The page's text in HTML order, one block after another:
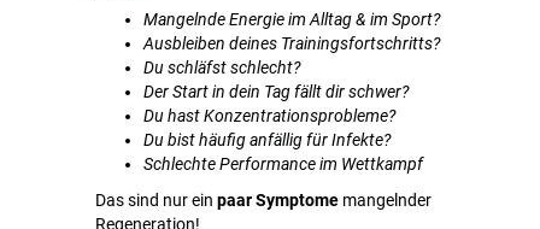
Mangelnde Energie im Alltag & im Sport?
Ausbleiben deines Trainingsfortschritts?
Du schläfst schlecht?
Der Start in dein Tag fällt dir schwer?
Du hast Konzentrationsprobleme?
Du bist häufig anfällig für Infekte?
Schlechte Performance im Wettkampf
Das sind nur ein paar Symptome mangelnder
Regeneration!